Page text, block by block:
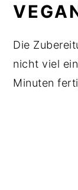
Die
nicht viel
Minuten